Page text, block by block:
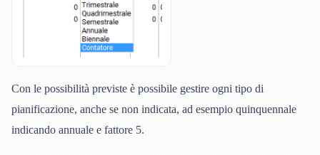
Con le possibilità previste è possibile gestire ogni tipo di
pianificazione, anche se non indicata, ad esempio quinquennale
indicando annuale e fattore 5.